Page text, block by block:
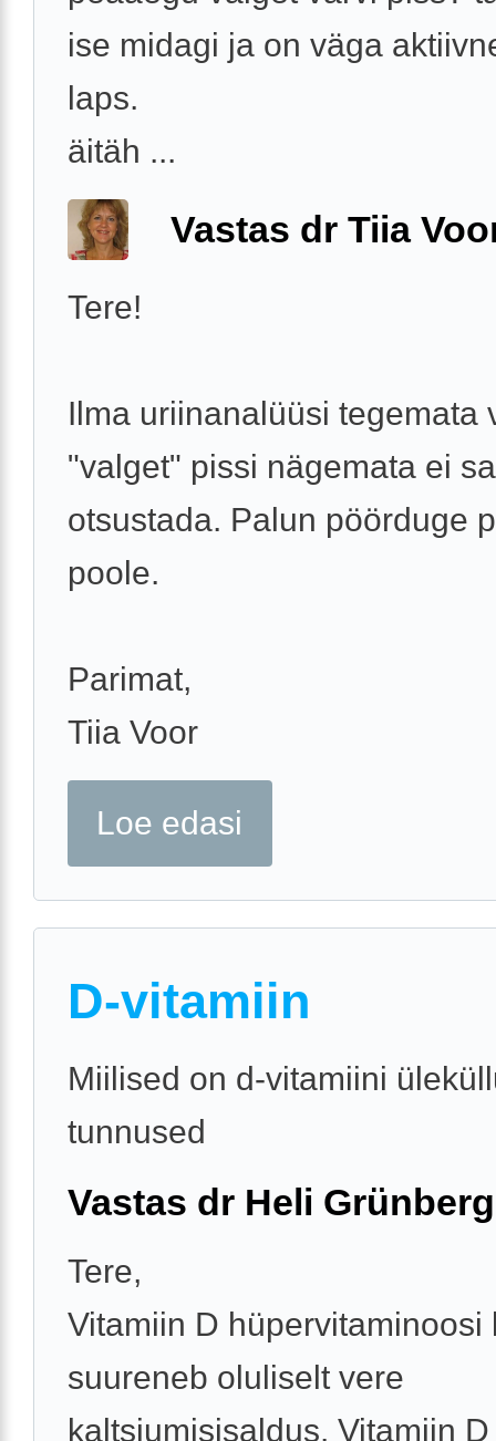
ise midagi ja on väga
laps.
äitäh ...
Vastas dr Tiia
Tere!
Ilma uriinanalüüsi tegemata
"valget" pissi nägemata ei
otsustada. Palun pöörduge
poole.
Parimat,
Tiia Voor
Loe edasi
D-vitamiin
Miilised on d-vitamiini
tunnused
Vastas dr Heli Grünberg
Tere,
Vitamiin D hüpervitaminoosi
suureneb oluliselt vere
kaltsiumisisaldus. Vitamiin D